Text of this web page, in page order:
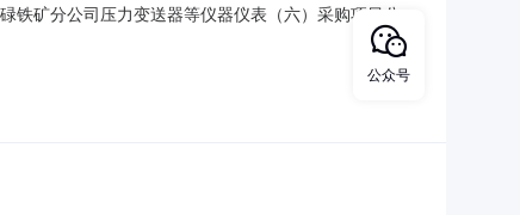
矿分公司压力变送器等仪器仪表（六）采购项目公开
海口)有限公司，预中标金额189945元（含13%税）中
公司，预中标金额15200元（含13%税）公告日期：
公众号